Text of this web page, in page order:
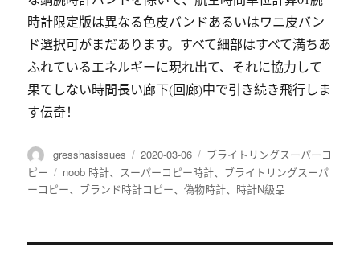
時計限定版は異なる色皮バンドあるいはワニ皮バン
ド選択可がまだあります。すべて細部はすべて満ちあ
ふれているエネルギーに現れ出て、それに協力して
果てしない時間長い廊下(回廊)中で引き続き飛行しま
す伝奇！
作
者
gresshasissues
发
布
于
2020-03-06
分
类
ブライトリングスーパーコ
ピー
标
签
noob 時計、 スーパーコピー時計、 ブライトリングスーパ
ーコピー、 ブランド時計コピー、偽物時計、 時計N級品